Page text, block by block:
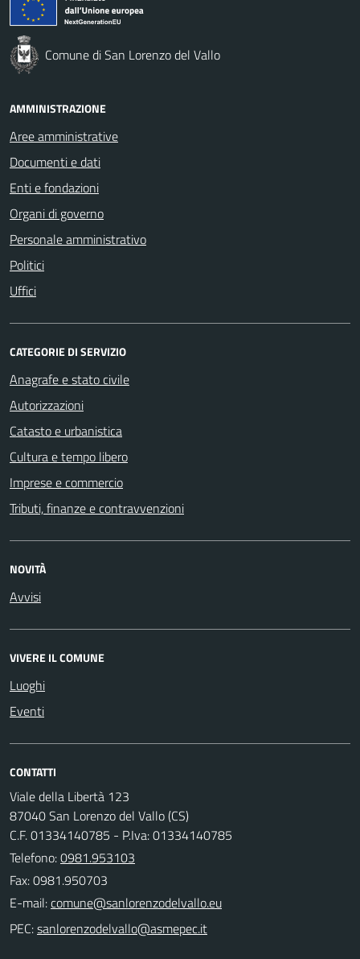
Comune di San Lorenzo del Vallo
AMMINISTRAZIONE
Aree amministrative
Documenti e dati
Enti e fondazioni
Organi di governo
Personale amministrativo
Politici
Uffici
CATEGORIE DI SERVIZIO
Anagrafe e stato civile
Autorizzazioni
Catasto e urbanistica
Cultura e tempo libero
Imprese e commercio
Tributi, finanze e contravvenzioni
NOVITÀ
Avvisi
VIVERE IL COMUNE
Luoghi
Eventi
CONTATTI
Viale della Libertà 123
87040 San Lorenzo del Vallo (CS)
C.F. 01334140785 - P.Iva: 01334140785
Telefono:0981.953103
Fax: 0981.950703
E-mail:
PEC: